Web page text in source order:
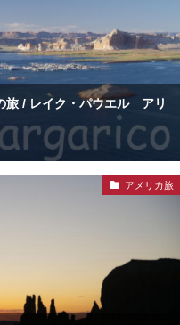
旅 / レイク・パウエル アリ
アメリカ旅